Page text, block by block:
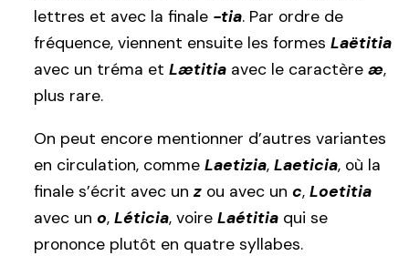
lettres et avec la finale -tia. Par ordre de
fréquence, viennent ensuite les formes Laëtitia
avec un tréma et Lætitia avec le caractère æ,
plus rare.
On peut encore mentionner d’autres variantes
en circulation, comme Laetizia, Laeticia, où la
finale s’écrit avec unz ou avec un c, Loetitia
avec un o, Léticia, voire Laétitia qui se
prononce plutôt en quatre syllabes.